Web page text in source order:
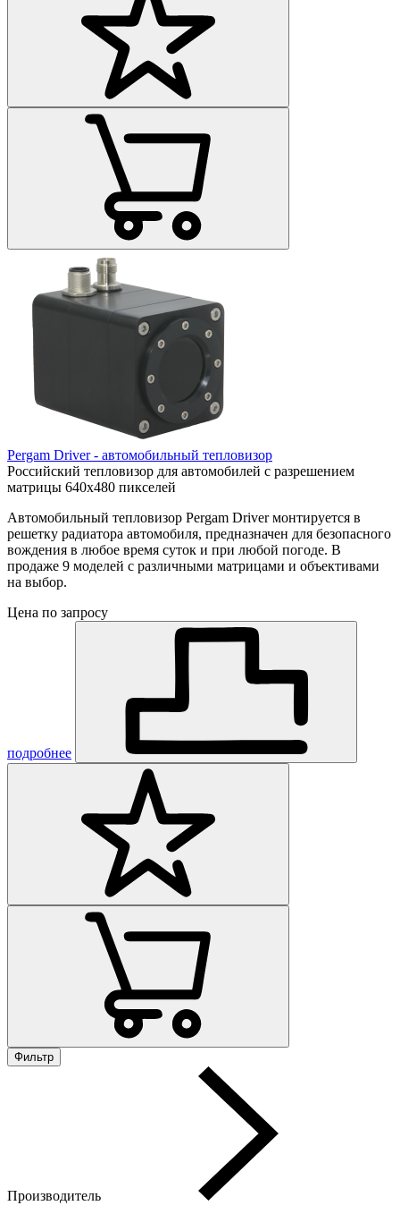
Pergam Driver - автомобильный тепловизор
Российский тепловизор для автомобилей с разрешением
матрицы 640х480 пикселей
Автомобильный тепловизор Pergam Driver монтируется в
решетку радиатора автомобиля, предназначен для безопасного
вождения в любое время суток и при любой погоде. В
продаже 9 моделей с различными матрицами и объективами
на выбор.
Цена по запросу
подробнее
Фильтр
Производитель